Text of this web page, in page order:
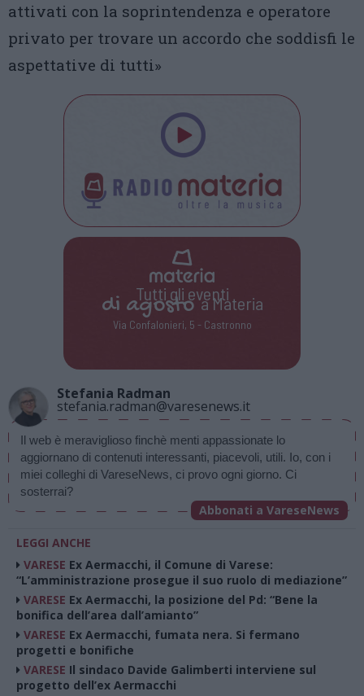
attivati con la soprintendenza e operatore
privato per trovare un accordo che soddisfi le
aspettative di tutti»
Tutti gli eventi
di agostoa Materia
Via Confalonieri, 5 - Castronno
Stefania Radman
stefania.radman@varesenews.it
Il web è meraviglioso finchè menti appassionate lo
aggiornano di contenuti interessanti, piacevoli, utili. Io, con i
miei colleghi di VareseNews, ci provo ogni giorno. Ci
sosterrai?
Abbonati a VareseNews
LEGGI ANCHE
VARESE Ex Aermacchi, il Comune di Varese:
“L’amministrazione prosegue il suo ruolo di mediazione”
VARESE Ex Aermacchi, la posizione del Pd: “Bene la
bonifica dell’area dall’amianto”
VARESE Ex Aermacchi, fumata nera. Si fermano
progetti e bonifiche
VARESE Il sindaco Davide Galimberti interviene sul
progetto dell’ex Aermacchi